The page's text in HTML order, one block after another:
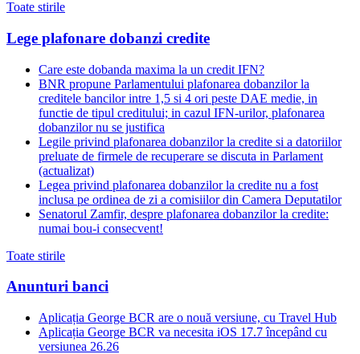
Toate stirile
Lege plafonare dobanzi credite
Care este dobanda maxima la un credit IFN?
BNR propune Parlamentului plafonarea dobanzilor la
creditele bancilor intre 1,5 si 4 ori peste DAE medie, in
functie de tipul creditului; in cazul IFN-urilor, plafonarea
dobanzilor nu se justifica
Legile privind plafonarea dobanzilor la credite si a datoriilor
preluate de firmele de recuperare se discuta in Parlament
(actualizat)
Legea privind plafonarea dobanzilor la credite nu a fost
inclusa pe ordinea de zi a comisiilor din Camera Deputatilor
Senatorul Zamfir, despre plafonarea dobanzilor la credite:
numai bou-i consecvent!
Toate stirile
Anunturi banci
Aplicația George BCR are o nouă versiune, cu Travel Hub
Aplicația George BCR va necesita iOS 17.7 începând cu
versiunea 26.26